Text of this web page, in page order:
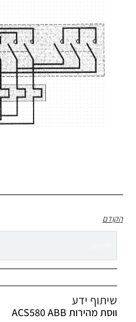
הקודם
שיתוף ידע
ווסת מהירות ACS580 ABB